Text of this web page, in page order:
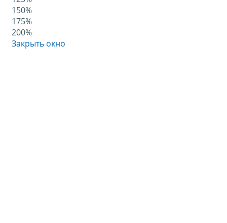
150%
175%
200%
Закрыть окно